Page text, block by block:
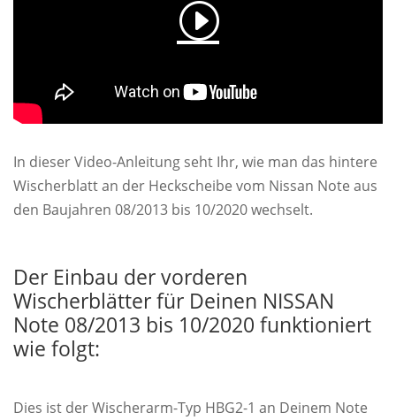
In dieser Video-Anleitung seht Ihr, wie man das hintere
Wischerblatt an der Heckscheibe vom Nissan Note aus
den Baujahren 08/2013 bis 10/2020 wechselt.
Der Einbau der vorderen
Wischerblätter für Deinen NISSAN
Note 08/2013 bis 10/2020 funktioniert
wie folgt:
Dies ist der Wischerarm-Typ HBG2-1 an Deinem Note